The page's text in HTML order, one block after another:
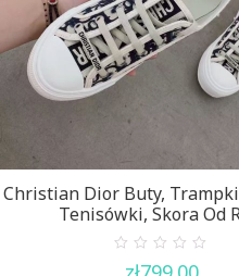
Christian Dior Buty,
Tenisówki, Skora Od